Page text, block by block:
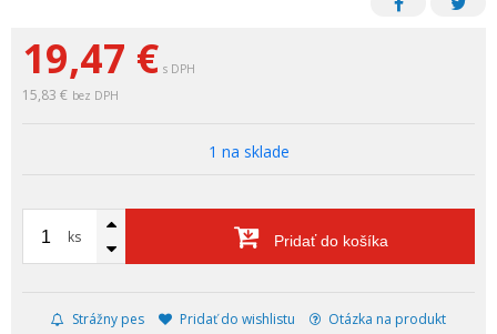
19,47 € s DPH
15,83 € bez DPH
1 na sklade
ks Pridať do košíka
Strážny pes Pridať do wishlistu
Otázka na produkt